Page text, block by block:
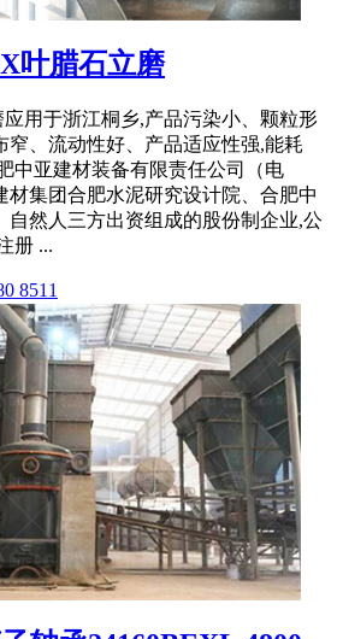
叶腊石立磨
应用于浙江桐乡,产品污染小、颗粒形
窄、流动性好、产品适应性强,能耗
中亚建材装备有限责任公司（电
材集团合肥水泥研究设计院、合肥中
自然人三方出资组成的股份制企业,公
册 ...
8511